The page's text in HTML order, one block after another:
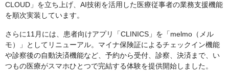
CLOUD」を立ち上げ、AI技術を活用した医療従事者の業務支援機能
を順次実装しています。
さらに11月には、患者向けアプリ「CLINICS」を「melmo（メル
モ）」としてリニューアル。マイナ保険証によるチェックイン機能
や診察後の自動決済機能など、予約から受付、診察、決済まで、い
つもの医療がスマホひとつで完結する体験を提供開始しました。